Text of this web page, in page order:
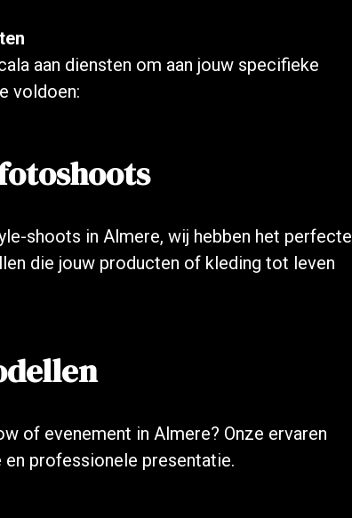
aan diensten om aan jouw specifieke
voldoen:
shoots in Almere, wij hebben het perfecte
die jouw producten of kleding tot leven
of evenement in Almere? Onze ervaren
professionele presentatie.